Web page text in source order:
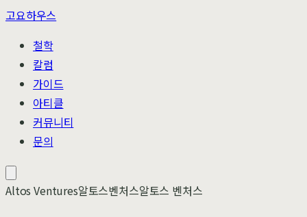
고요하우스
철학
칼럼
가이드
아티클
커뮤니티
문의
Altos Ventures알토스벤처스알토스 벤처스